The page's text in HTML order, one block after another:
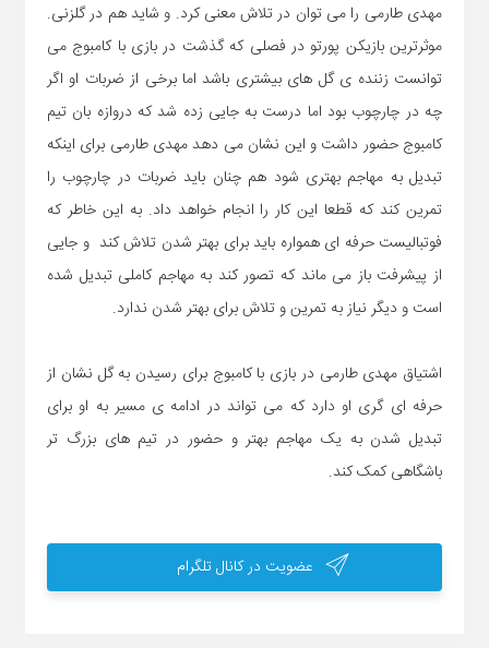
مهدی طارمی را می توان در تلاش معنی کرد. و شاید هم در گلزنی.
موثرترین بازیکن پورتو در فصلی که گذشت در بازی با کامبوج می
توانست زننده ی گل های بیشتری باشد اما برخی از ضربات او اگر
چه در چارچوب بود اما درست به جایی زده شد که دروازه بان تیم
کامبوج حضور داشت و این نشان می دهد مهدی طارمی برای اینکه
تبدیل به مهاجم بهتری شود هم چنان باید ضربات در چارچوب را
تمرین کند که قطعا این کار را انجام خواهد داد. به این خاطر که
فوتبالیست حرفه ای همواره باید برای بهتر شدن تلاش کند و جایی
از پیشرفت باز می ماند که تصور کند به مهاجم کاملی تبدیل شده
است و دیگر نیاز به تمرین و تلاش برای بهتر شدن ندارد.
اشتیاق مهدی طارمی در بازی با کامبوج برای رسیدن به گل نشان از
حرفه ای گری او دارد که می تواند در ادامه ی مسیر به او برای
تبدیل شدن به یک مهاجم بهتر و حضور در تیم های بزرگ تر
باشگاهی کمک کند.
عضویت در کانال تلگرام